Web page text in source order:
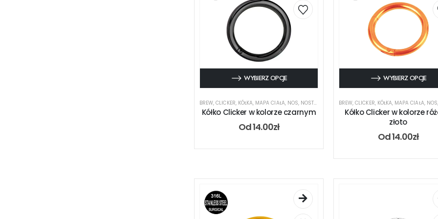
WYBIERZ OPCJE
BREW,CLICKER, KÓŁKA, MAPA CIAŁA, NOS, NOSTRIL RODZAJ KOLCZYKA,UCHO,USTA
Kółko Clicker w kolorze czarnym
Od14.00zł
WYBIERZ OPCJE
BREW,CLICKER, KÓŁKA, MAPA CIAŁA, NOS,
Kółko Clicker w kolorze
złoto
Od14.00zł